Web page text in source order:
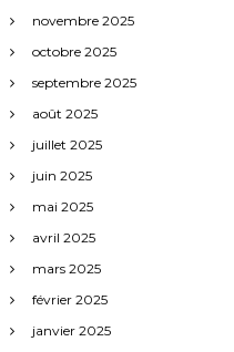
novembre 2025
octobre 2025
septembre 2025
août 2025
juillet 2025
juin 2025
mai 2025
avril 2025
mars 2025
février 2025
janvier 2025